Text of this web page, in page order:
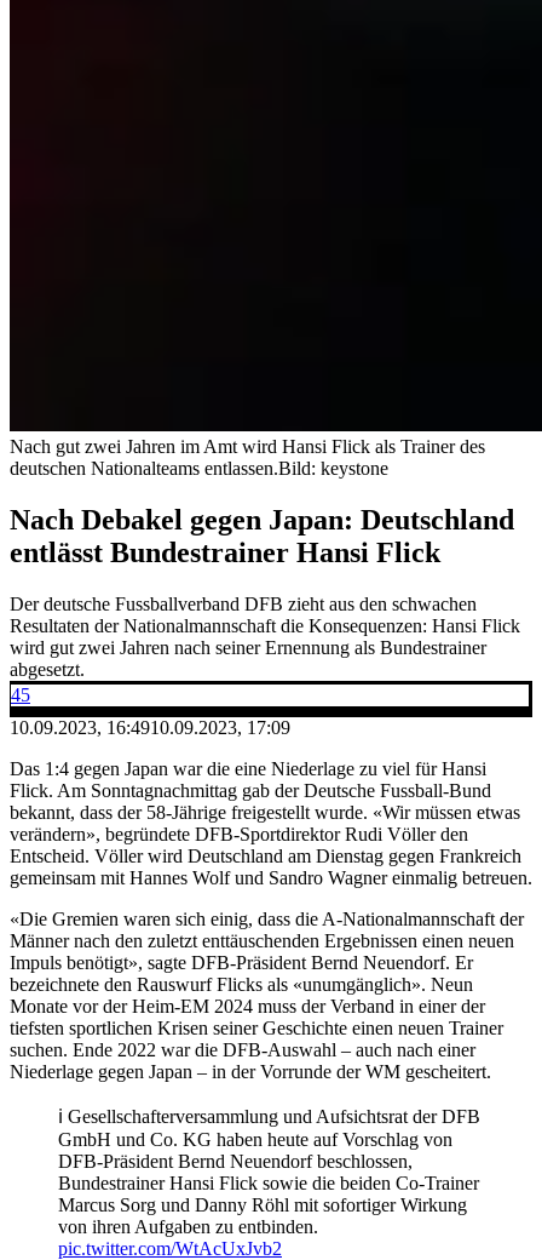
Nach gut zwei Jahren im Amt wird Hansi Flick als Trainer des
deutschen Nationalteams entlassen.Bild: keystone
Nach Debakel gegen Japan: Deutschland
entlässt Bundestrainer Hansi Flick
Der deutsche Fussballverband DFB zieht aus den schwachen
Resultaten der Nationalmannschaft die Konsequenzen: Hansi Flick
wird gut zwei Jahren nach seiner Ernennung als Bundestrainer
abgesetzt.
45
10.09.2023, 16:4910.09.2023, 17:09
Das 1:4 gegen Japan war die eine Niederlage zu viel für Hansi
Flick. Am Sonntagnachmittag gab der Deutsche Fussball-Bund
bekannt, dass der 58-Jährige freigestellt wurde. «Wir müssen etwas
verändern», begründete DFB-Sportdirektor Rudi Völler den
Entscheid. Völler wird Deutschland am Dienstag gegen Frankreich
gemeinsam mit Hannes Wolf und Sandro Wagner einmalig betreuen.
«Die Gremien waren sich einig, dass die A-Nationalmannschaft der
Männer nach den zuletzt enttäuschenden Ergebnissen einen neuen
Impuls benötigt», sagte DFB-Präsident Bernd Neuendorf. Er
bezeichnete den Rauswurf Flicks als «unumgänglich». Neun
Monate vor der Heim-EM 2024 muss der Verband in einer der
tiefsten sportlichen Krisen seiner Geschichte einen neuen Trainer
suchen. Ende 2022 war die DFB-Auswahl – auch nach einer
Niederlage gegen Japan – in der Vorrunde der WM gescheitert.
ℹ️ Gesellschafterversammlung und Aufsichtsrat der DFB
GmbH und Co. KG haben heute auf Vorschlag von
DFB-Präsident Bernd Neuendorf beschlossen,
Bundestrainer Hansi Flick sowie die beiden Co-Trainer
Marcus Sorg und Danny Röhl mit sofortiger Wirkung
von ihren Aufgaben zu entbinden.
pic.twitter.com/WtAcUxJvb2